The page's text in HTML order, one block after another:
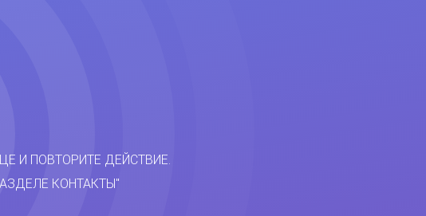
И ПОВТОРИТЕ ДЕЙСТВИЕ.
КОНТАКТЫ"